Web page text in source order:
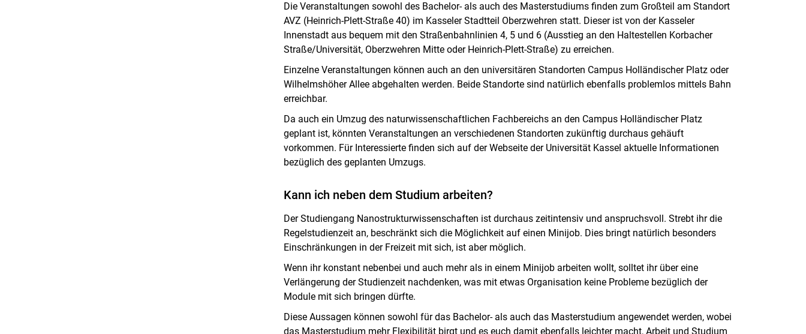
Die Veranstaltungen sowohl des Bachelor- als auch des Masterstudiums finden zum Großteil am Standort
AVZ (Heinrich-Plett-Straße 40) im Kasseler Stadtteil Oberzwehren statt. Dieser ist von der Kasseler
Innenstadt aus bequem mit den Straßenbahnlinien 4, 5 und 6 (Ausstieg an den Haltestellen Korbacher
Straße/Universität, Oberzwehren Mitte oder Heinrich-Plett-Straße) zu erreichen.
Einzelne Veranstaltungen können auch an den universitären Standorten Campus Holländischer Platz oder
Wilhelmshöher Allee abgehalten werden. Beide Standorte sind natürlich ebenfalls problemlos mittels Bahn
erreichbar.
Da auch ein Umzug des naturwissenschaftlichen Fachbereichs an den Campus Holländischer Platz
geplant ist, könnten Veranstaltungen an verschiedenen Standorten zukünftig durchaus gehäuft
vorkommen. Für Interessierte finden sich auf der Webseite der Universität Kassel aktuelle Informationen
bezüglich des geplanten Umzugs.
Kann ich neben dem Studium arbeiten?
Der Studiengang Nanostrukturwissenschaften ist durchaus zeitintensiv und anspruchsvoll. Strebt ihr die
Regelstudienzeit an, beschränkt sich die Möglichkeit auf einen Minijob. Dies bringt natürlich besonders
Einschränkungen in der Freizeit mit sich, ist aber möglich.
Wenn ihr konstant nebenbei und auch mehr als in einem Minijob arbeiten wollt, solltet ihr über eine
Verlängerung der Studienzeit nachdenken, was mit etwas Organisation keine Probleme bezüglich der
Module mit sich bringen dürfte.
Diese Aussagen können sowohl für das Bachelor- als auch das Masterstudium angewendet werden, wobei
das Masterstudium mehr Flexibilität birgt und es euch damit ebenfalls leichter macht, Arbeit und Studium